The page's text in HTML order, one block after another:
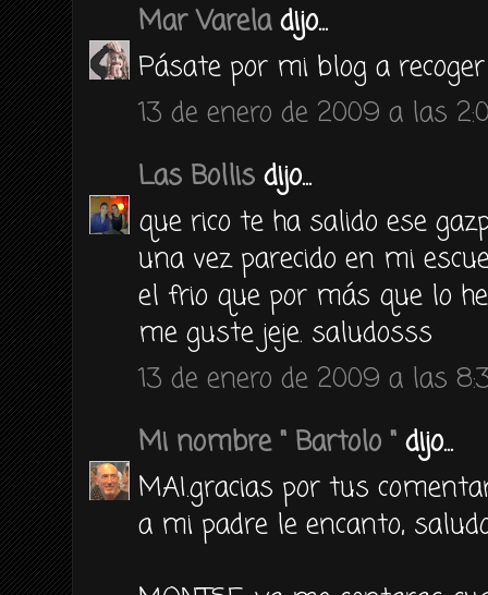
Mar Vareladijo...
Pásate por mi blog a
13 de enero de 2009 a las
Las Bollis dijo...
que rico te ha salido ese
una vez parecido en mi
el frio que por más que lo
me guste jeje. saludosss
13 de enero de 2009 a las
Mi nombre " Bartolo " dijo...
MAI.gracias por tus
a mi padre le encanto,